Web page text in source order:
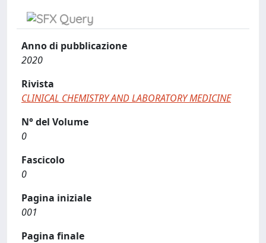
Anno di pubblicazione
2020
Rivista
CLINICAL CHEMISTRY AND LABORATORY MEDICINE
N° del Volume
0
Fascicolo
0
Pagina iniziale
001
Pagina finale